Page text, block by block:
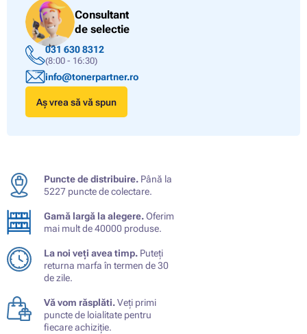
Consultant
de selectie
031 630 8312
(8:00 - 16:30)
info@tonerpartner.ro
Aș vrea să vă spun
Puncte de distribuire. Până la
5227 puncte de colectare.
Gamă largă la alegere.Oferim
mai mult de 40000 produse.
La noi veți avea timp. Puteți
returna marfa în termen de 30
de zile.
Vă vom răsplăti.Veți primi
puncte de loialitate pentru
fiecare achiziție.